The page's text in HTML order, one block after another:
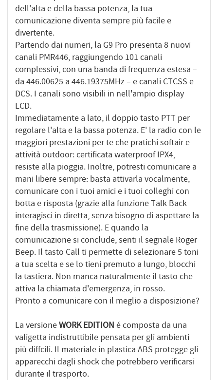
dell'alta e della bassa potenza, la tua
comunicazione diventa sempre più facile e
divertente.
Partendo dai numeri, la G9 Pro presenta 8 nuovi
canali PMR446, raggiungendo 101 canali
complessivi, con una banda di frequenza estesa –
da 446.00625 a 446.19375MHz – e canali CTCSS e
DCS. I canali sono visibili in nell'ampio display
LCD.
Immediatamente a lato, il doppio tasto PTT per
regolare l'alta e la bassa potenza. E' la radio con le
maggiori prestazioni per te che pratichi softair e
attività outdoor: certificata waterproof IPX4,
resiste alla pioggia. Inoltre, potresti comunicare a
mani libere sempre: basta attivarla vocalmente,
comunicare con i tuoi amici e i tuoi colleghi con
botta e risposta (grazie alla funzione Talk Back
interagisci in diretta, senza bisogno di aspettare la
fine della trasmissione). E quando la
comunicazione si conclude, senti il segnale Roger
Beep. Il tasto Call ti permette di selezionare 5 toni
a tua scelta e se lo tieni premuto a lungo, blocchi
la tastiera. Non manca naturalmente il tasto che
attiva la chiamata d'emergenza, in rosso.
Pronto a comunicare con il meglio a disposizione?
La versioneWORK EDITION é composta da una
valigetta indistruttibile pensata per gli ambienti
più diffcili. Il materiale in plastica ABS protegge gli
apparecchi dagli shock che potrebbero verificarsi
durante il trasporto.